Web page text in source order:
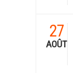
27
AOÛT